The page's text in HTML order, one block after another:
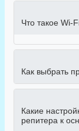
Что такое Wi-
Как выбрать
Какие
репитера к